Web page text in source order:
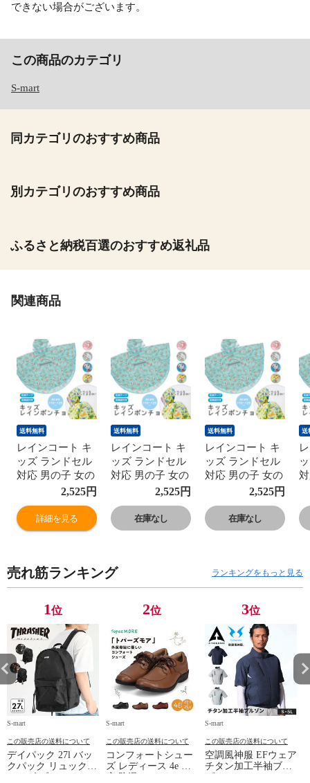
できない場合がございます。
この商品のカテゴリ
S-mart
同カテゴリのおすすめ商品
別カテゴリのおすすめ商品
ふるさと納税百選のおすすめ返礼品
関連商品
送料無料
レインコート キ
ッズ ランドセル
対応 男の子 女の
子 レインポンチ
射テープ 子供 子
ども 雨 リュック
通園 幼児 防水
カッパ 合羽 雨が
ンウェア キャラ
クター RAPO1
2,525円
詳細を見る
送料無料
レインコート キ
ッズ ランドセル
対応 男の子 女の
子 レインポンチ
射テープ 子供 子
ども 雨 リュック
通園 幼児 防水
カッパ 合羽 雨が
ンウェア キャラ
クター RAPO1
2,525円
在庫なし
送料無料
レインコート キ
ッズ ランドセル
対応 男の子 女の
子 レインポンチ
射テープ 子供 子
ども 雨 リュック
通園 幼児 防水
カッパ 合羽 雨が
ンウェア キャラ
クター RAPO1
2,525円
在庫なし
送
売れ筋ランキング ランキングをもっと見る
1位
S-mart
この販売店の送料について
デイパック 27l バッ
クパック リュック
サイズ ブランド ロ
2位
S-mart
この販売店の送料について
コンフォートシュー
ズ レディース 4e 幅
広 防滑 サイドファ
3位
S-mart
この販売店の送料について
空調風神服 EFウェア
チタン加工半袖ブル
ゾン ベスト ファン